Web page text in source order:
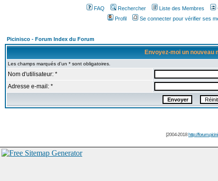
FAQ Rechercher Liste des Membres
Profil
Se connecter pour vérifier ses
Picinisco - Forum Index du Forum
Envoyez-moi un nouveau
Les champs marqués d'un * sont obligatoires.
Nom d'utilisateur: *
Adresse e-mail: *
[2004-2018http://